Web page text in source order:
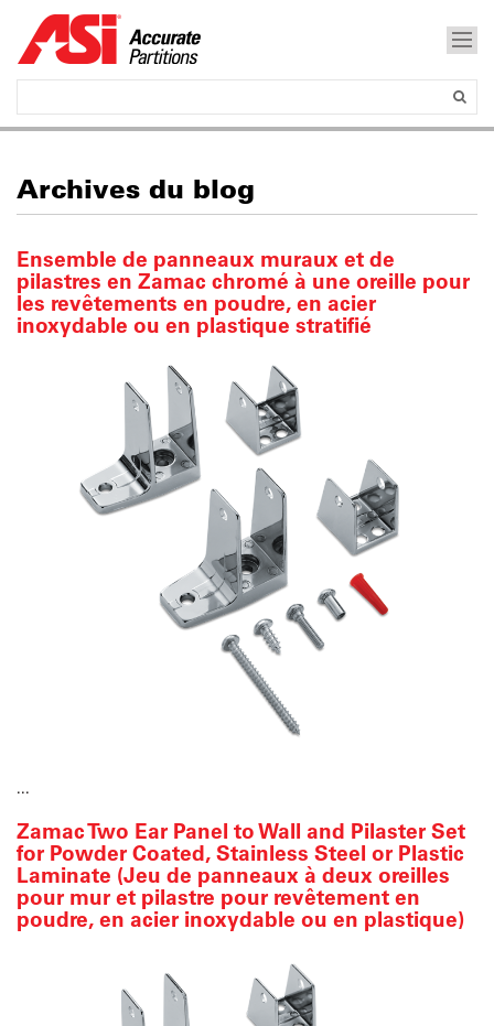
Archives du blog
Ensemble de panneaux muraux et de
pilastres en Zamac chromé à une oreille pour
les revêtements en poudre, en acier
inoxydable ou en plastique stratifié
...
Zamac Two Ear Panel to Wall and Pilaster Set
for Powder Coated, Stainless Steel or Plastic
Laminate (Jeu de panneaux à deux oreilles
pour mur et pilastre pour revêtement en
poudre, en acier inoxydable ou en plastique)